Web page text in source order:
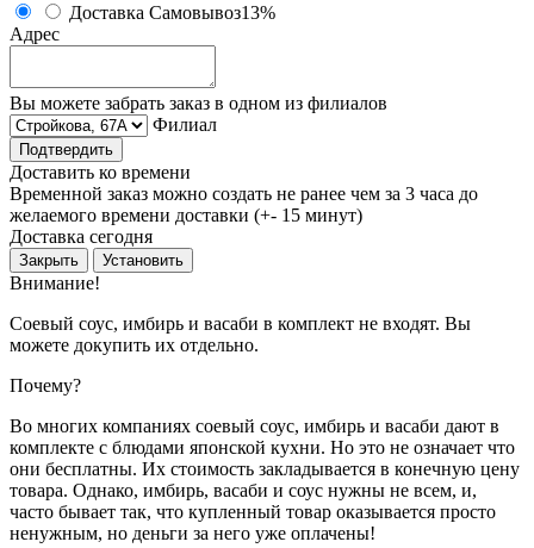
Доставка Самовывоз13%
Адрес
Вы можете забрать заказ в одном из филиалов
Филиал
Подтвердить
Доставить ко времени
Временной заказ можно создать не ранее чем за 3 часа до
желаемого времени доставки (+- 15 минут)
Доставка сегодня
Закрыть Установить
Внимание!
Соевый соус, имбирь и васаби в комплект не входят. Вы
можете докупить их отдельно.
Почему?
Во многих компаниях соевый соус, имбирь и васаби дают в
комплекте с блюдами японской кухни. Но это не означает что
они бесплатны. Их стоимость закладывается в конечную цену
товара. Однако, имбирь, васаби и соус нужны не всем, и,
часто бывает так, что купленный товар оказывается просто
ненужным, но деньги за него уже оплачены!